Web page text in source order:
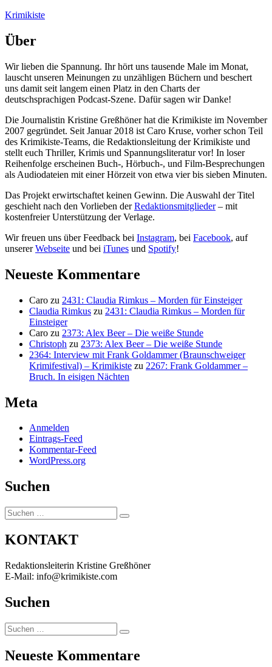
Zum
springen
Krimikiste
Über
Wir lieben die Spannung. Ihr hört uns tausende Male im Monat,
lauscht unseren Meinungen zu unzähligen Büchern und beschert
uns damit seit langem einen Platz in den Charts der
deutschsprachigen Podcast-Szene. Dafür sagen wir Danke!
Die Journalistin Kristine Greßhöner hat die Krimikiste im November
2007 gegründet. Seit Januar 2018 ist Caro Kruse, vorher schon Teil
des Krimikiste-Teams, die Redaktionsleitung der Krimikiste und
stellt euch Thriller, Krimis und Spannungsliteratur vor! In loser
Reihenfolge erscheinen Buch-, Hörbuch-, und Film-Besprechungen
als Audiodateien mit einer Hörzeit von etwa vier bis sieben Minuten.
Das Projekt erwirtschaftet keinen Gewinn. Die Auswahl der Titel
geschieht nach den Vorlieben derRedaktionsmitglieder– mit
kostenfreier Unterstützung der Verlage.
Wir freuen uns über Feedback bei Instagram, bei Facebook, auf
unsererWebseite und bei iTunes und Spotify!
Neueste Kommentare
Caro zu 2431: Claudia Rimkus – Morden für Einsteiger
Claudia Rimkus zu 2431: Claudia Rimkus – Morden für
Einsteiger
Caro zu 2373: Alex Beer – Die weiße Stunde
Christoph zu 2373: Alex Beer – Die weiße Stunde
2364: Interview mit Frank Goldammer (Braunschweiger
Krimifestival) – Krimikiste zu 2267: Frank Goldammer –
Bruch. In eisigen Nächten
Meta
Anmelden
Eintrags-Feed
Kommentar-Feed
WordPress.org
Suchen
Suchen
nach:
Suchen
KONTAKT
Redaktionsleiterin Kristine Greßhöner
E-Mail: info@krimikiste.com
Suchen
Suchen
nach:
Suchen
Neueste Kommentare